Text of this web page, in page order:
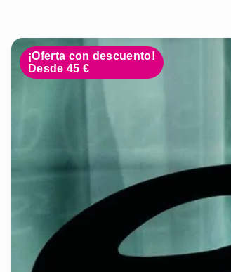
¡Oferta con descuento!
Desde 45 €